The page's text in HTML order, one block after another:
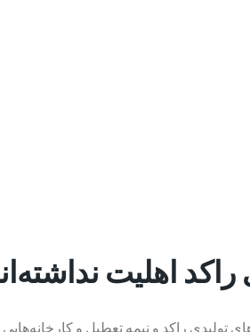
صنعت، معدن و تجارت گفت: صاحبان و سرمایه گذاران بالای ۳۵ درصد